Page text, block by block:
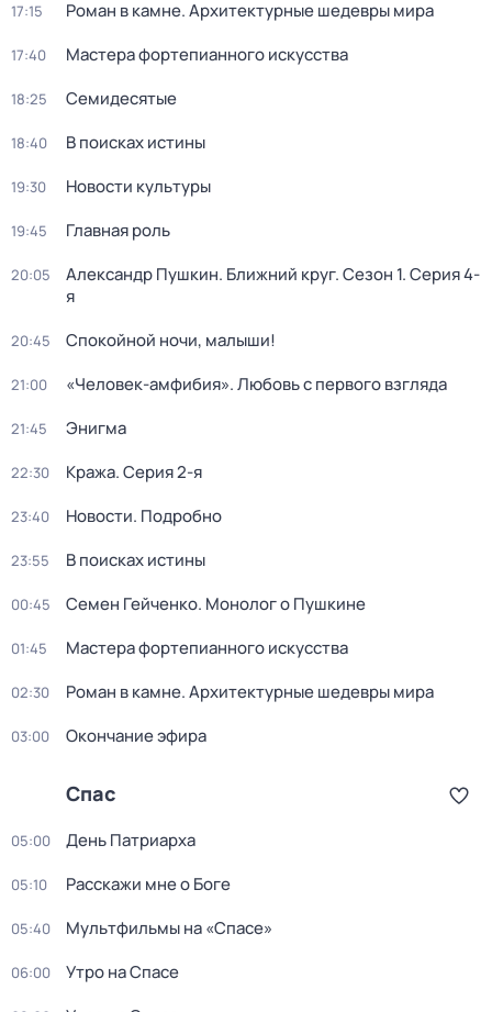
17:15 Роман в камне. Архитектурные шедевры мира
17:40 Мастера фортепианного искусства
18:25 Семидесятые
18:40 В поисках истины
19:30 Новости культуры
19:45 Главная роль
20:05 Александр Пушкин. Ближний круг. Сезон 1. Серия 4-
я
20:45 Спокойной ночи, малыши!
21:00 «Человек-амфибия». Любовь с первого взгляда
21:45 Энигма
22:30 Кража. Серия 2-я
23:40 Новости. Подробно
23:55 В поисках истины
00:45 Семен Гейченко. Монолог о Пушкине
01:45 Мастера фортепианного искусства
02:30 Роман в камне. Архитектурные шедевры мира
03:00 Окончание эфира
Спас
05:00 День Патриарха
05:10 Расскажи мне о Боге
05:40 Мультфильмы на «Спасе»
06:00 Утро на Спасе